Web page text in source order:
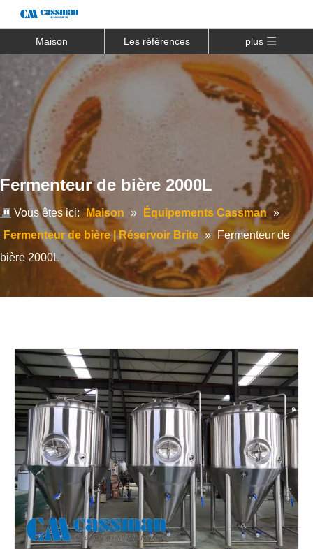
Maison Les références plus
Fermenteur de bière 2000L
Vous êtes ici: Maison » Équipements Cassman »
Fermenteur de bière | Réservoir Brite » Fermenteur de
bière 2000L